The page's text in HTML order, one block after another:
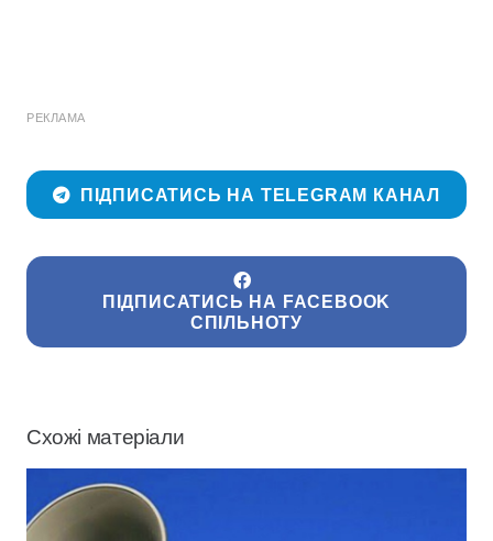
РЕКЛАМА
ПІДПИСАТИСЬ НА TELEGRAM КАНАЛ
ПІДПИСАТИСЬ НА FACEBOOK
СПІЛЬНОТУ
Схожі матеріали